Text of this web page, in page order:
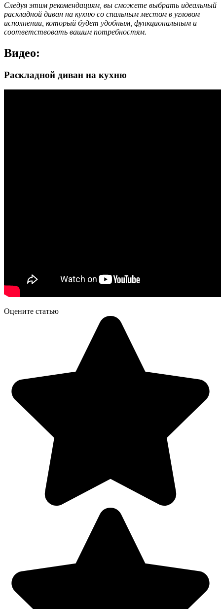
Следуя этим рекомендациям, вы сможете выбрать идеальный
раскладной диван на кухню со спальным местом в угловом
исполнении, который будет удобным, функциональным и
соответствовать вашим потребностям.
Видео:
Раскладной диван на кухню
Оцените статью